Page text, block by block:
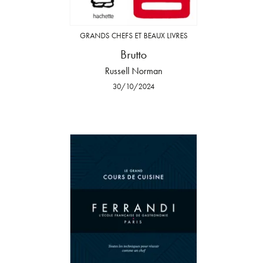
GRANDS CHEFS ET BEAUX LIVRES
Brutto
Russell Norman
30/10/2024